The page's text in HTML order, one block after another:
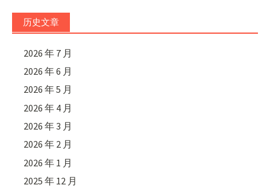
历史文章
2026 年 7 月
2026 年 6 月
2026 年 5 月
2026 年 4 月
2026 年 3 月
2026 年 2 月
2026 年 1 月
2025 年 12 月